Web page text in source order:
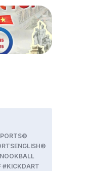
#KICKDART